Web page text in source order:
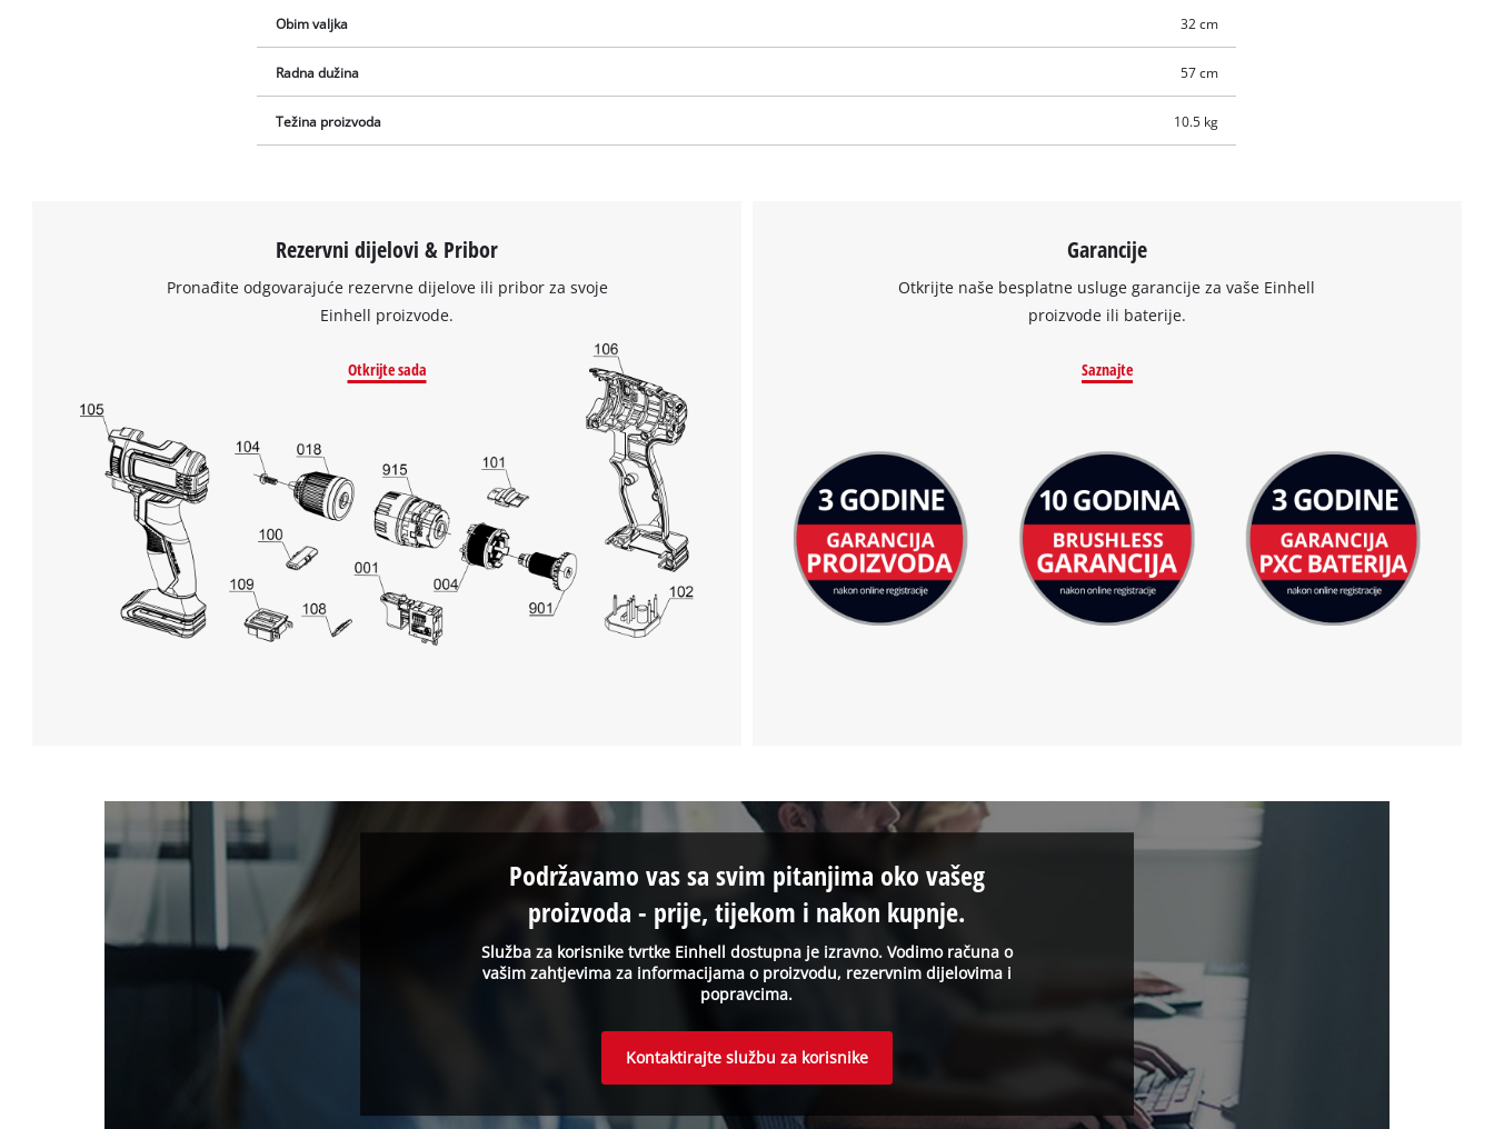
to trackers that are not disclosed to the
Powered by
Management Platform
Obim valjka 32 cm
Radna dužina 57 cm
Težina proizvoda 10.5 kg
Rezervni dijelovi & Pribor
Pronađite odgovarajuće rezervne dijelove ili pribor za svoje
Einhell proizvode.
Otkrijte sada
Garancije
Otkrijte naše besplatne usluge garancije za vaše Einhell
proizvode ili baterije.
Saznajte
Služba za korisnike tvrtke Einhell dostupna je izravno. Vodimo računa o
vašim zahtjevima za informacijama o proizvodu, rezervnim dijelovima i
popravcima.
Podržavamo vas sa svim pitanjima oko vašeg
proizvoda - prije, tijekom i nakon kupnje.
Kontaktirajte službu za korisnike